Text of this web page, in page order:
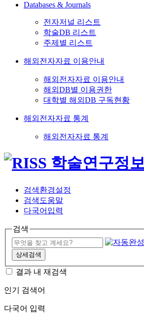
Databases & Journals
전자저널 리스트
학술DB 리스트
주제별 리스트
해외전자자료 이용안내
해외전자자료 이용안내
해외DB별 이용권한
대학별 해외DB 구독현황
해외전자자료 통계
해외전자자료 통계
검색환경설정
검색도움말
다국어입력
검색
상세검색
결과 내 재검색
인기 검색어
다국어 입력